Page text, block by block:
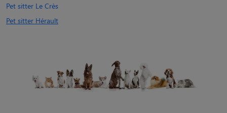
Pet sitter Le Crès
Pet sitter Hérault